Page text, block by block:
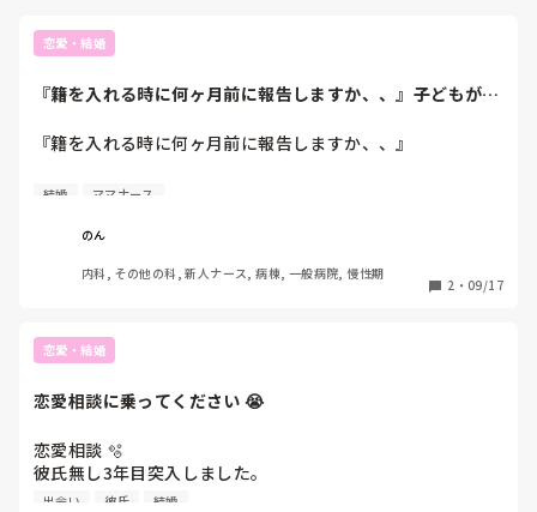
ならない様にしてください。
恋愛・結婚
『籍を入れる時に何ヶ月前に報告しますか、、』子どもが欲
『籍を入れる時に何ヶ月前に報告しますか、、』
子どもが欲しい😂 最近毎日思ってるけど、仕事中途半端に
慢、、、😂 かなしい😢
来年彼と籍を入れる予定なんですが、籍を入れる場合は何ヶ
結婚 ママナース
のん
内科, その他の科, 新人ナース, 病棟, 一般病院, 慢性期
2 ・ 09/17
恋愛・結婚
恋愛相談に乗ってください 😭
恋愛相談 🫧
彼氏無し3年目突入しました。
来年30を迎えるので結婚を考えます。
出会い 彼氏 結婚